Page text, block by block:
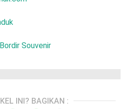
Souvenir
INI? BAGIKAN :